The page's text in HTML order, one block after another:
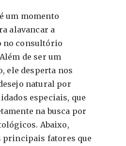
um momento
alavancar a
no consultório
de ser um
ele desperta nos
natural por
especiais, que
na busca por
Abaixo,
principais fatores que